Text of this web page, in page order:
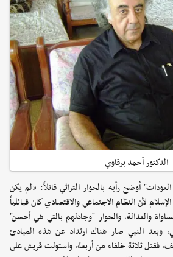
الدكتور أحمد برقاوي
أوضح رأيه بالحوار التراثي قائلاً: «لم يكن
لأن النظام الاجتماعي والاقتصادي كان قبائلياً
والعدالة، والحوار "وجادلهم بالتي هي أحسن"
وبعد النبي صار هناك ارتداد عن هذه المبادئ
فقتل ثلاثة خلفاء من أربعة، واستولت قريش على